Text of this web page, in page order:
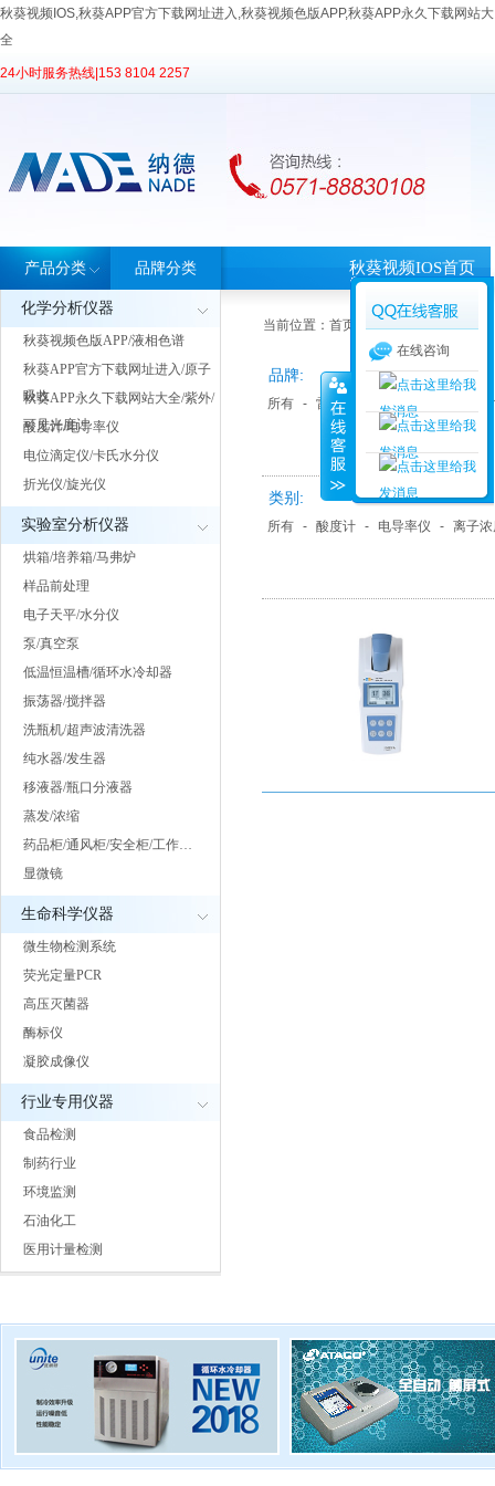
秋葵视频IOS,秋葵APP官方下载网址进入,秋葵视频色版APP,秋葵APP永久下载网站大
全
24小时服务热线| 153 8104 2257
产品分类
化学分析仪器
秋葵视频色版APP/液相色谱
秋葵APP官方下载网址进入/原子
吸收
秋葵APP永久下载网站大全/紫外/
可见光度计
酸度计/电导率仪
电位滴定仪/卡氏水分仪
折光仪/旋光仪
实验室分析仪器
烘箱/培养箱/马弗炉
样品前处理
电子天平/水分仪
泵/真空泵
低温恒温槽/循环水冷却器
振荡器/搅拌器
洗瓶机/超声波清洗器
纯水器/发生器
移液器/瓶口分液器
蒸发/浓缩
药品柜/通风柜/安全柜/工作…
显微镜
生命科学仪器
微生物检测系统
荧光定量PCR
高压灭菌器
酶标仪
凝胶成像仪
行业专用仪器
食品检测
制药行业
环境监测
石油化工
医用计量检测
品牌分类 秋葵视频IOS首页
当前位置： 首页 >产品中心> 产品分类
品牌:
所有 - 雷磁 ATAGO 爱拓
类别:
所有 - 酸度计 - 电导率仪 - 离子
在线咨询